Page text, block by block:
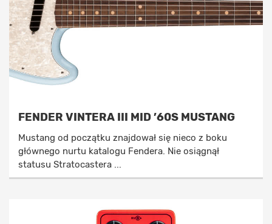
FENDER VINTERA III MID ’60S MUSTANG
Mustang od początku znajdował się nieco z boku
głównego nurtu katalogu Fendera. Nie osiągnął
statusu Stratocastera ...